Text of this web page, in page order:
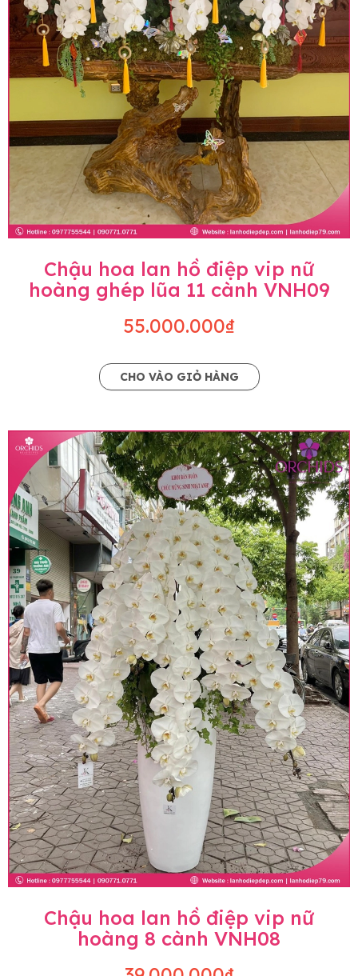
Chậu hoa lan hồ điệp vip nữ
hoàng ghép lũa 11 cành VNH09
55.000.000₫
CHO VÀO GIỎ HÀNG
Chậu hoa lan hồ điệp vip nữ
hoàng 8 cành VNH08